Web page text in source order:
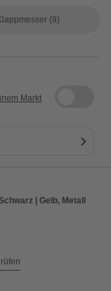
(9)
Markt
| Gelb, Metall